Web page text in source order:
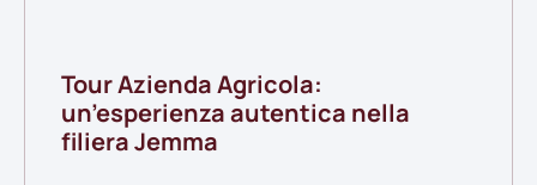
Tour Azienda Agricola:
un’esperienza autentica nella
filiera Jemma